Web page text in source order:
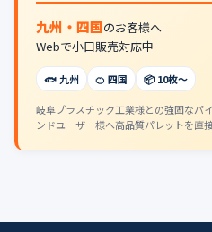
九州・四国のお客様へ
Webで小口販売対応中
🐟 九州 🍊 四国 📦 10枚〜
岐阜プラスチック工業様との強固なパ
ンドユーザー様へ高品質パレットを直